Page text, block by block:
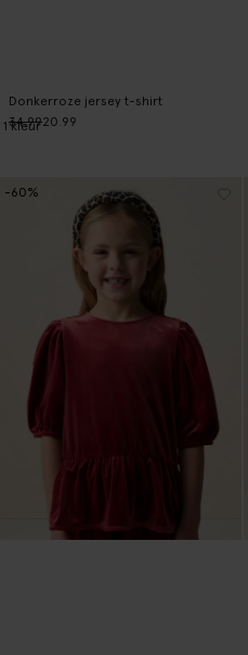
Donkerroze jersey t-shirt
34.9920.99
1kleur
-60%